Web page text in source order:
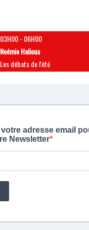
03H00- 06H00
Noémie Halioua
Les débats de l'été